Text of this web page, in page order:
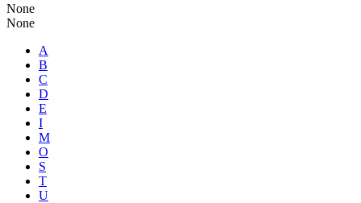
None
None
A
B
C
D
E
I
M
O
S
T
U